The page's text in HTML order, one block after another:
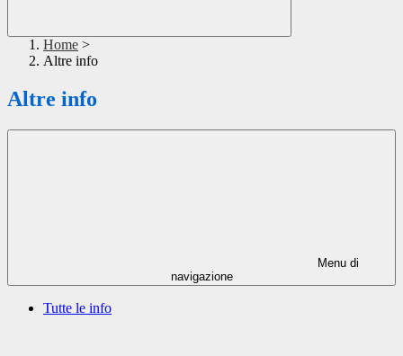
Home >
Altre info
Altre info
Menu di
navigazione
Tutte le info